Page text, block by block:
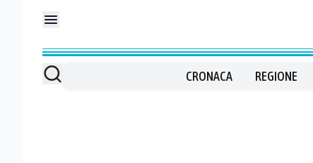
CRONACA REGIONE